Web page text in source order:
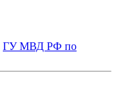
ГУ МВД РФ по